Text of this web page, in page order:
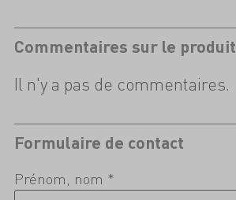
Commentaires sur le produit
Il n'y a pas de commentaires.
Formulaire de contact
Prénom, nom *